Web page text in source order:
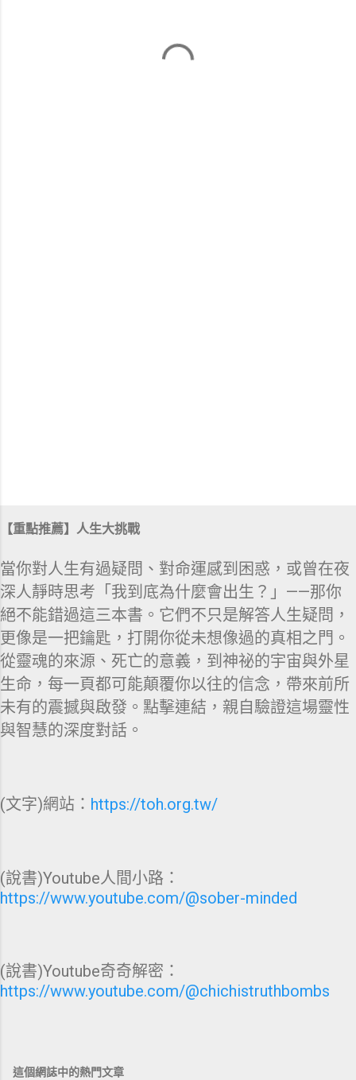
【重點推薦】人生大挑戰
當你對人生有過疑問、對命運感到困惑，或曾在夜
深人靜時思考「我到底為什麼會出生？」——那你
絕不能錯過這三本書。它們不只是解答人生疑問，
更像是一把鑰匙，打開你從未想像過的真相之門。
從靈魂的來源、死亡的意義，到神祕的宇宙與外星
生命，每一頁都可能顛覆你以往的信念，帶來前所
未有的震撼與啟發。點擊連結，親自驗證這場靈性
與智慧的深度對話。
(文字)網站： https://toh.org.tw/
(說書)Youtube人間小路：
https://www.youtube.com/@sober-minded
(說書)Youtube奇奇解密：
https://www.youtube.com/@chichistruthbombs
這個網誌中的熱門文章